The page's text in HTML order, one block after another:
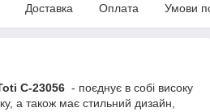
Доставка Оплата Умови
C-23056 - поєднує в собі високу
а також має стильний дизайн,